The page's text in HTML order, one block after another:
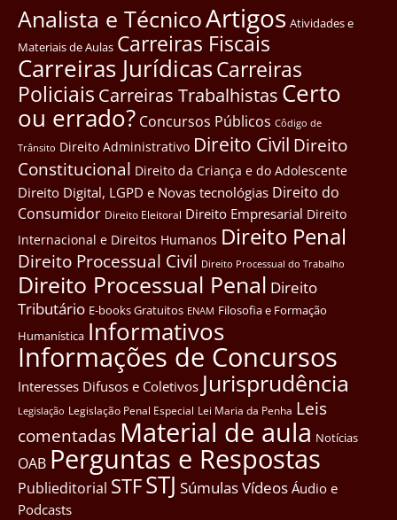
Analista e TécnicoArtigos Atividades e
Materiais de Aulas Carreiras Fiscais
Carreiras JurídicasCarreiras
Policiais Carreiras Trabalhistas Certo
ou errado? Concursos Públicos Côdigo de
Trânsito Direito Administrativo Direito Civil Direito
Constitucional Direito da Criança e do Adolescente
Direito Digital, LGPD e Novas tecnológias Direito do
Consumidor Direito Eleitoral Direito Empresarial Direito
Internacional e Direitos Humanos Direito Penal
Direito Processual Civil Direito Processual do Trabalho
Direito Processual Penal Direito
Tributário E-books Gratuitos ENAM Filosofia e Formação
Humanística Informativos
Informações de Concursos
Interesses Difusos e Coletivos Jurisprudência
Legislação Legislação Penal Especial Lei Maria da Penha Leis
comentadas Material de aula Notícias
OAB Perguntas e Respostas
Publieditorial STFSTJ SúmulasVídeos Áudio e
Podcasts